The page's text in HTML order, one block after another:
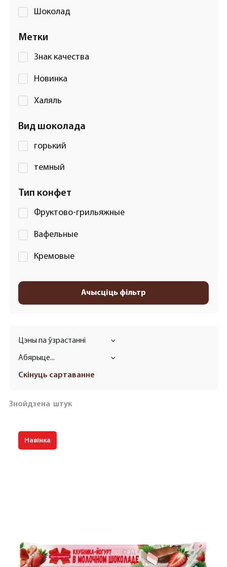
Шоколад
Метки
Знак качества
Новинка
Халяль
Вид шоколада
горький
темный
Тип конфет
Фруктово-грильяжные
Вафельные
Кремовые
Ачысціць фільтр
Цэны па ўзрастанні
Абярыце...
Скінуць сартаванне
Знойдзена штук
Навінка